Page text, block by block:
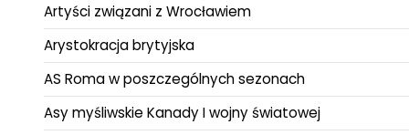
Artyści związani z Wrocławiem
Arystokracja brytyjska
AS Roma w poszczególnych sezonach
Asy myśliwskie Kanady I wojny światowej